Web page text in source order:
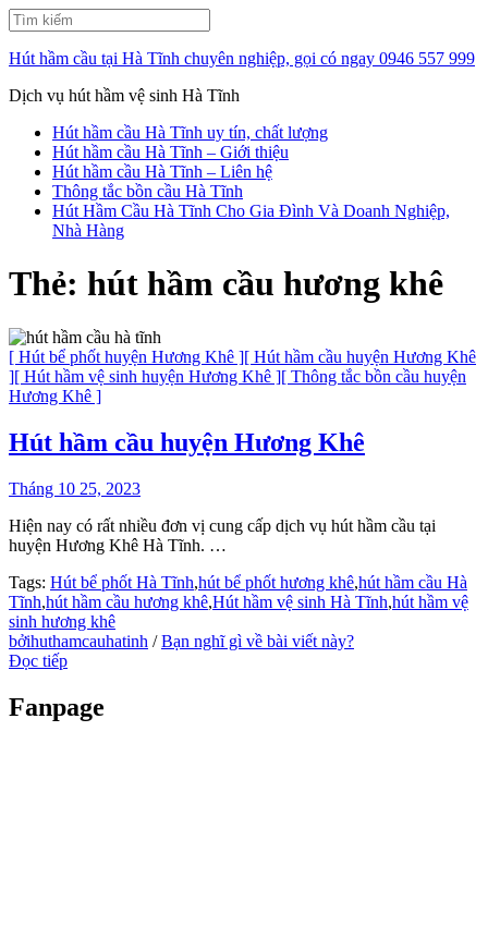
Bỏ
qua
và
nội
Enter)
Tìm
kiếm:
Hút hầm cầu tại Hà Tĩnh chuyên nghiệp, gọi có ngay 0946 557 999
Dịch vụ hút hầm vệ sinh Hà Tĩnh
Hút hầm cầu Hà Tĩnh uy tín, chất lượng
Hút hầm cầu Hà Tĩnh – Giới thiệu
Hút hầm cầu Hà Tĩnh – Liên hệ
Thông tắc bồn cầu Hà Tĩnh
Hút Hầm Cầu Hà Tĩnh Cho Gia Đình Và Doanh Nghiệp,
Nhà Hàng
Thẻ: hút hầm cầu hương khê
[ Hút bể phốt huyện Hương Khê ][ Hút hầm cầu huyện Hương Khê
][ Hút hầm vệ sinh huyện Hương Khê ][ Thông tắc bồn cầu huyện
Hương Khê ]
Hút hầm cầu huyện Hương Khê
Tháng 10 25, 2023
Hiện nay có rất nhiều đơn vị cung cấp dịch vụ hút hầm cầu tại
huyện Hương Khê Hà Tĩnh. …
Tags: Hút bể phốt Hà Tĩnh,hút bể phốt hương khê,hút hầm cầu Hà
Tĩnh,hút hầm cầu hương khê,Hút hầm vệ sinh Hà Tĩnh,hút hầm vệ
sinh hương khê
bởihuthamcauhatinh /Bạn nghĩ gì về bài viết này?
Đọc tiếp
Fanpage